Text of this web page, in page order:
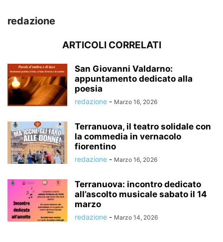
redazione
ARTICOLI CORRELATI
San Giovanni Valdarno:
appuntamento dedicato alla
poesia
redazione - Marzo 16, 2026
Terranuova, il teatro solidale con
la commedia in vernacolo
fiorentino
redazione - Marzo 16, 2026
Terranuova: incontro dedicato
all’ascolto musicale sabato il 14
marzo
redazione - Marzo 14, 2026